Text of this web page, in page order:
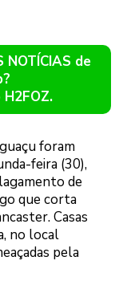
NOTÍCIAS de
foram
feira (30),
de
que corta
Casas
no local
pela